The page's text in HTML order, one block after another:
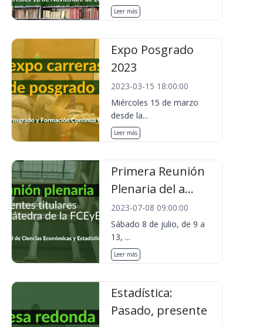
Leer más
Expo Posgrado
2023
2023-03-15 18:00:00
Miércoles 15 de marzo
desde la...
Leer más
Primera Reunión
Plenaria del a...
2023-07-08 09:00:00
Sábado 8 de julio, de 9 a
13, ...
Leer más
Estadística:
Pasado, presente